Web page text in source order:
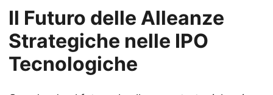
Il Futuro delle Alleanze
Strategiche nelle IPO
Tecnologiche